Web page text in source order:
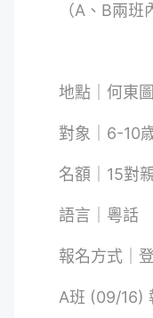
（A、B兩班
地點｜何東
對象｜6-10
名額｜15對
語言｜粵話
報名方式｜
A班 (09/16)